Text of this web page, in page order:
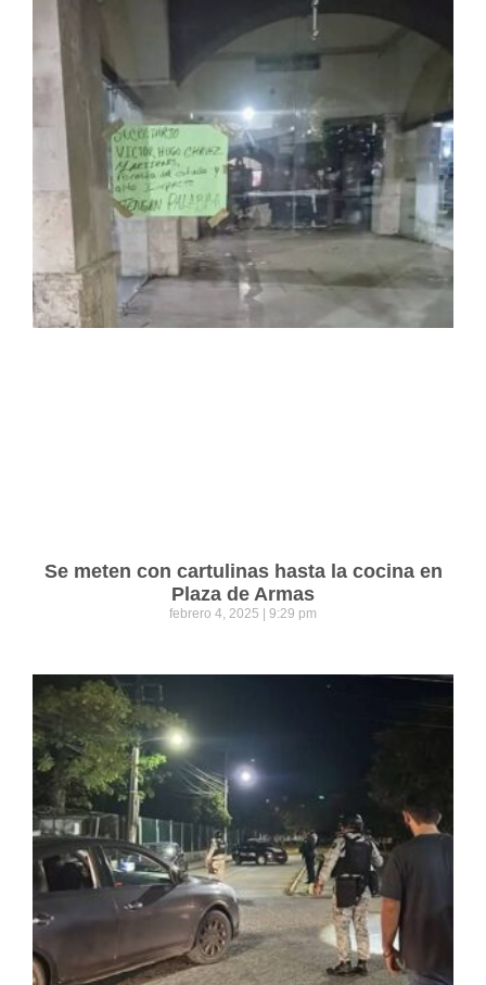
Se meten con cartulinas hasta la cocina en
Plaza de Armas
febrero 4, 2025 9:29 pm